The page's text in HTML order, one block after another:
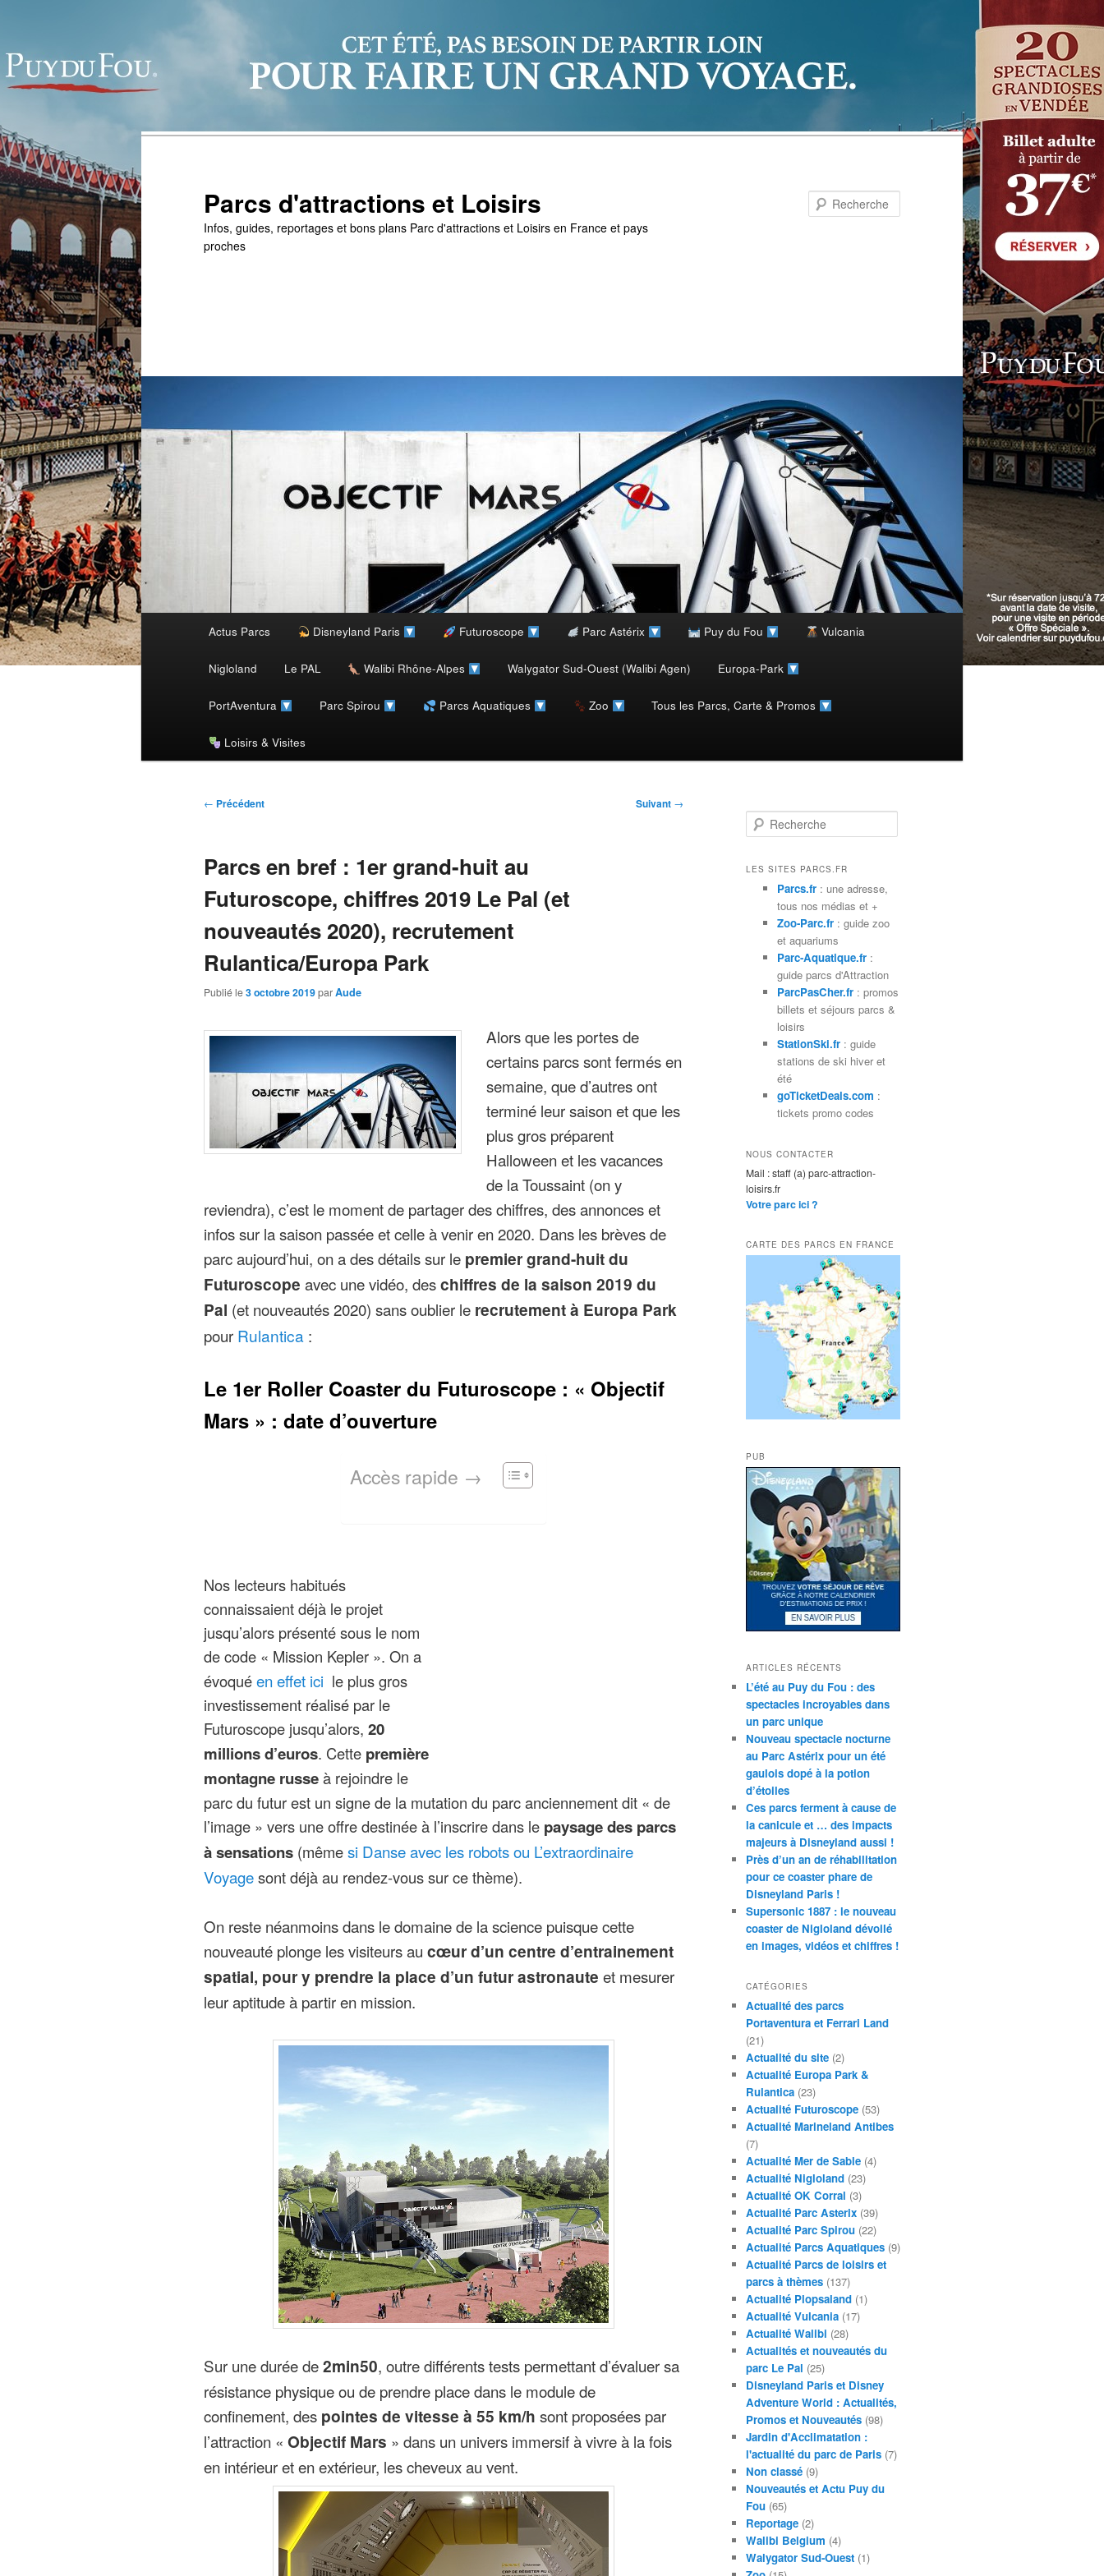
Parcs d'attractions et Loisirs
Infos, guides, reportages et bons plans Parc d'attractions et Loisirs en France et pays
proches
Recherche
Aller
Actus Parcs Disneyland Paris Futuroscope Parc Astérix Puy du Fou Vulcania
Nigloland Le PAL Walibi Rhône-Alpes Walygator Sud-Ouest (Walibi Agen) Europa-Park
PortAventura Parc Spirou Parcs Aquatiques Zoo Tous les Parcs, Carte & Promos
Loisirs & Visites
Navigation
← Précédent Suivant →
Parcs en bref : 1er grand-huit au
Futuroscope, chiffres 2019 Le Pal (et
nouveautés 2020), recrutement
Rulantica/Europa Park
Publié le3 octobre 2019parAude
Alors que les portes de
certains parcs sont fermés en
semaine, que d’autres ont
terminé leur saison et que les
plus gros préparent
Halloween et les vacances
de la Toussaint (on y
reviendra), c’est le moment de partager des chiffres, des annonces et
infos sur la saison passée et celle à venir en 2020. Dans les brèves de
parc aujourd’hui, on a des détails sur le premier grand-huit du
Futuroscope avec une vidéo, deschiffres de la saison 2019 du
Pal (et nouveautés 2020) sans oublier le recrutement à Europa Park
pour Rulantica :
Le 1er Roller Coaster du Futuroscope : « Objectif
Mars » : date d’ouverture
Accès rapide →
Nos lecteurs habitués
connaissaient déjà le projet
jusqu’alors présenté sous le nom
de code « Mission Kepler ». On a
évoquéen effet ici le plus gros
investissement réalisé par le
Futuroscope jusqu’alors, 20
millions d’euros. Cette première
montagne russeà rejoindre le
parc du futur est un signe de la mutation du parc anciennement dit « de
l’image » vers une offre destinée à l’inscrire dans le paysage des parcs
à sensations (mêmesi Danse avec les robots ou L’extraordinaire
Voyagesont déjà au rendez-vous sur ce thème).
On reste néanmoins dans le domaine de la science puisque cette
nouveauté plonge les visiteurs au cœur d’un centre d’entrainement
spatial, pour y prendre la place d’un futur astronaute et mesurer
leur aptitude à partir en mission.
Sur une durée de2min50, outre différents tests permettant d’évaluer sa
résistance physique ou de prendre place dans le module de
confinement, des pointes de vitesse à 55 km/h sont proposées par
l’attraction « Objectif Mars » dans un univers immersif à vivre à la fois
en intérieur et en extérieur, les cheveux au vent.
e
h
LES SITES PARCS.FR
Parcs.fr: une adresse,
tous nos médias et +
Zoo-Parc.fr: guide zoo
et aquariums
Parc-Aquatique.fr:
guide parcs d'Attraction
ParcPasCher.fr: promos
billets et séjours parcs &
loisirs
StationSki.fr: guide
stations de ski hiver et
été
goTicketDeals.com :
tickets promo codes
NOUS CONTACTER
Mail : staff (a) parc-attraction-
loisirs.fr
Votre parc ici ?
CARTE DES PARCS EN FRANCE
PUB
ARTICLES RÉCENTS
L’été au Puy du Fou : des
spectacles incroyables dans
un parc unique
Nouveau spectacle nocturne
au Parc Astérix pour un été
gaulois dopé à la potion
d’étoiles
Ces parcs ferment à cause de
la canicule et … des impacts
majeurs à Disneyland aussi !
Près d’un an de réhabilitation
pour ce coaster phare de
Disneyland Paris !
Supersonic 1887 : le nouveau
coaster de Nigloland dévoilé
en images, vidéos et chiffres !
CATÉGORIES
Actualité des parcs
Portaventura et Ferrari Land
(21)
Actualité du site (2)
Actualité Europa Park &
Rulantica (23)
Actualité Futuroscope (53)
Actualité Marineland Antibes
(7)
Actualité Mer de Sable (4)
Actualité Nigloland (23)
Actualité OK Corral (3)
Actualité Parc Asterix (39)
Actualité Parc Spirou (22)
Actualité Parcs Aquatiques (9)
Actualité Parcs de loisirs et
parcs à thèmes (137)
Actualité Plopsaland (1)
Actualité Vulcania (17)
Actualité Walibi (28)
Actualités et nouveautés du
parc Le Pal (25)
Disneyland Paris et Disney
Adventure World : Actualités,
Promos et Nouveautés (98)
Jardin d'Acclimatation :
l'actualité du parc de Paris (7)
Non classé (9)
Nouveautés et Actu Puy du
Fou (65)
Reportage (2)
Walibi Belgium (4)
Walygator Sud-Ouest (1)